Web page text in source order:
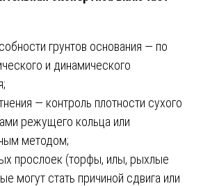
грунтов основания — по
и динамического
— контроль плотности сухого
режущего кольца или
методом;
прослоек (торфы, илы, рыхлые
могут стать причиной сдвига или